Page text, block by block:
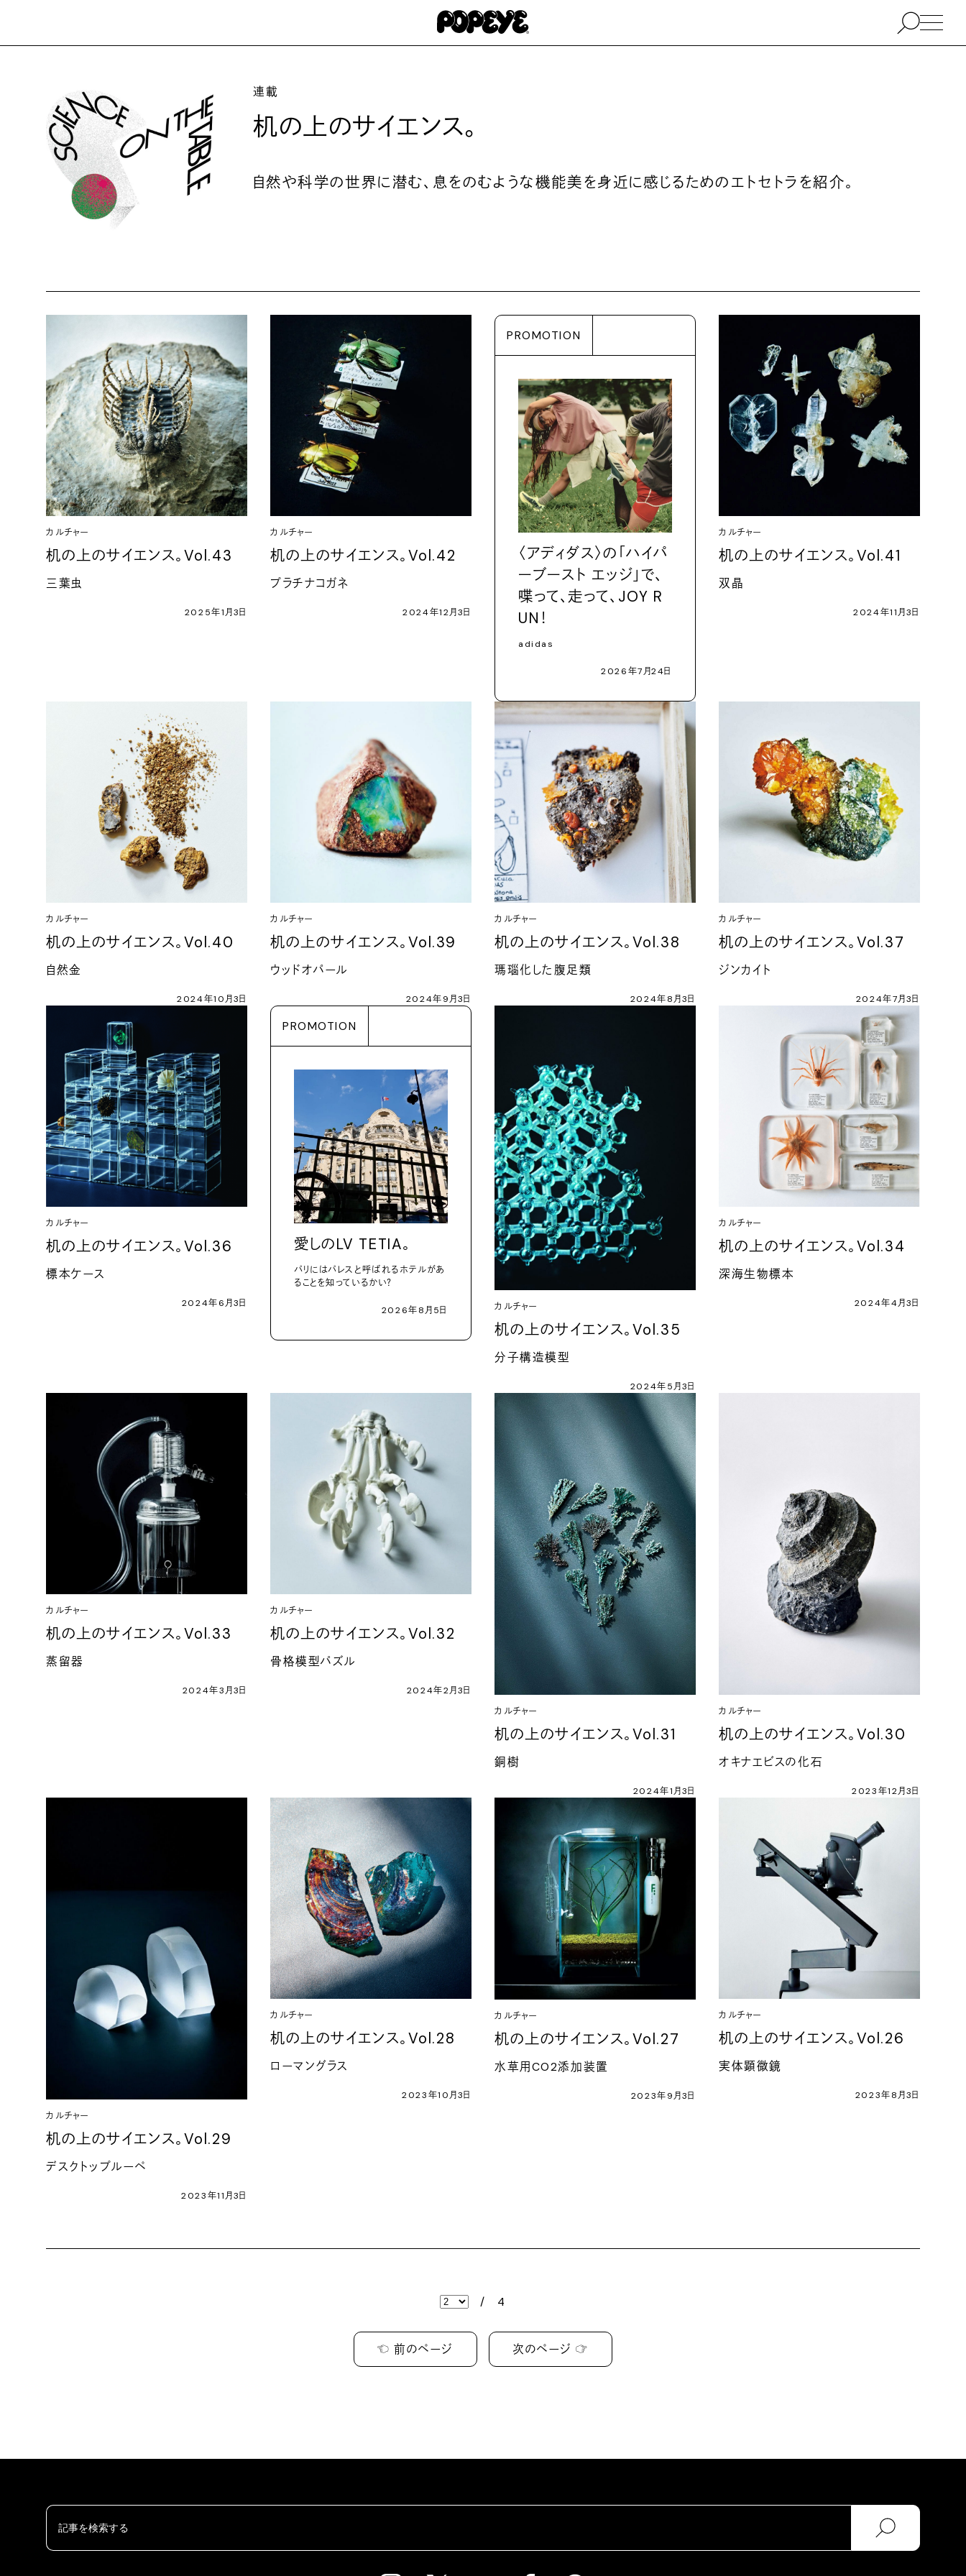
連載
机の上のサイエンス。
自然や科学の世界に潜む、息をのむような機能美を身近に感じるためのエトセトラを紹介。
カルチャー
机の上のサイエンス。Vol.43
三葉虫
2025年1月3日
カルチャー
机の上のサイエンス。Vol.42
プラチナコガネ
2024年12月3日
PROMOTION
〈アディダス〉の「ハイパ
ーブースト エッジ」で、
喋って、走って、JOY R
UN！
adidas
2026年7月24日
カルチャー
机の上のサイエンス。Vol.41
双晶
2024年11月3日
カルチャー
机の上のサイエンス。Vol.40
自然金
2024年10月3日
カルチャー
机の上のサイエンス。Vol.39
ウッドオパール
2024年9月3日
カルチャー
机の上のサイエンス。Vol.38
瑪瑙化した腹足類
2024年8月3日
カルチャー
机の上のサイエンス。Vol.37
ジンカイト
2024年7月3日
カルチャー
机の上のサイエンス。Vol.36
標本ケース
2024年6月3日
PROMOTION
愛しのLV TETIA。
パリにはパレスと呼ばれるホテルがあ
ることを知っているかい？
2026年8月5日 カルチャー
机の上のサイエンス。Vol.35
分子構造模型
2024年5月3日
カルチャー
机の上のサイエンス。Vol.34
深海生物標本
2024年4月3日
カルチャー
机の上のサイエンス。Vol.33
蒸留器
2024年3月3日
カルチャー
机の上のサイエンス。Vol.32
骨格模型パズル
2024年2月3日
カルチャー
机の上のサイエンス。Vol.31
銅樹
2024年1月3日
カルチャー
机の上のサイエンス。Vol.30
オキナエビスの化石
2023年12月3日
カルチャー
机の上のサイエンス。Vol.29
デスクトップルーペ
2023年11月3日
カルチャー
机の上のサイエンス。Vol.28
ローマングラス
2023年10月3日
カルチャー
机の上のサイエンス。Vol.27
水草用CO2添加装置
2023年9月3日
カルチャー
机の上のサイエンス。Vol.26
実体顕微鏡
2023年8月3日
/ 4
☜ 前のページ 次のページ ☞